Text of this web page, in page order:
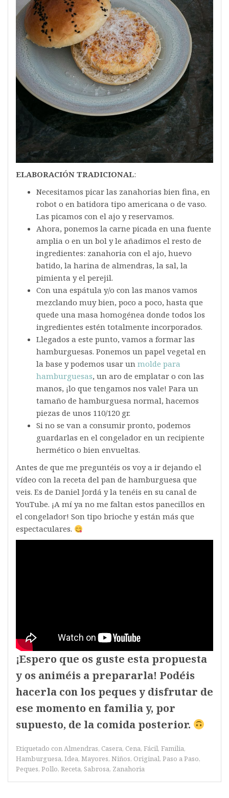
ELABORACIÓN TRADICIONAL:
Necesitamos picar las zanahorias bien fina, en
robot o en batidora tipo americana o de vaso.
Las picamos con el ajo y reservamos.
Ahora, ponemos la carne picada en una fuente
amplia o en un bol y le añadimos el resto de
ingredientes: zanahoria con el ajo, huevo
batido, la harina de almendras, la sal, la
pimienta y el perejil.
Con una espátula y/o con las manos vamos
mezclando muy bien, poco a poco, hasta que
quede una masa homogénea donde todos los
ingredientes estén totalmente incorporados.
Llegados a este punto, vamos a formar las
hamburguesas. Ponemos un papel vegetal en
la base y podemos usar un molde para
hamburguesas, un aro de emplatar o con las
manos, ¡lo que tengamos nos vale! Para un
tamaño de hamburguesa normal, hacemos
piezas de unos 110/120 gr.
Si no se van a consumir pronto, podemos
guardarlas en el congelador en un recipiente
hermético o bien envueltas.
Antes de que me preguntéis os voy a ir dejando el
vídeo con la receta del pan de hamburguesa que
veis. Es de Daniel Jordá y la tenéis en su canal de
YouTube. ¡A mí ya no me faltan estos panecillos en
el congelador! Son tipo brioche y están más que
espectaculares.
¡Espero que os guste esta propuesta
y os animéis a prepararla! Podéis
hacerla con los peques y disfrutar de
ese momento en familia y, por
supuesto, de la comida posterior.
Etiquetado conAlmendras, Casera, Cena, Fácil, Familia,
Hamburguesa, Idea, Mayores, Niños, Original, Paso a Paso,
Peques, Pollo, Receta, Sabrosa, Zanahoria